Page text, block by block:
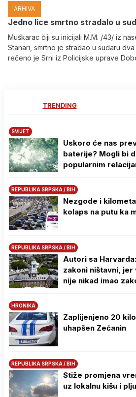
ARHIVA
Јedno lice smrtno stradalo u
Muškarac čiji su inicijali M.M. /43/ iz
Stanari, smrtno je stradao u sudaru dva
rečeno je Srni iz Policijske uprave
TRENDING
SVIJET
Uskoro će nas
baterije? Mogli bi
popularnim
REPUBLIKA SRPSKA / BIH
Nezgode i
kolaps na putu ka
REPUBLIKA SRPSKA / BIH
Autori sa
zakoni ništavni,
nije nikad imao
HRONIKA
Zaplijenjeno 20
uhapšen Zećanin
REPUBLIKA SRPSKA / BIH
Stiže promjena
uz lokalnu kišu i